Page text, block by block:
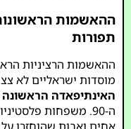
ההאשמות
תפורות
ההאשמות הרציניות
מוסדות ישראליים לא
האינתיפאדה הראשונה
ה-90. משפחות